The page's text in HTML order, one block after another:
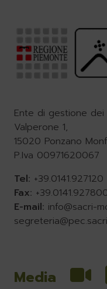
Ente di gestione
Valperone 1,
15020 Ponzano
P.Iva 00971620067
Tel: +39.0141.927120
Fax:
E-mail: info@sacri-
Media